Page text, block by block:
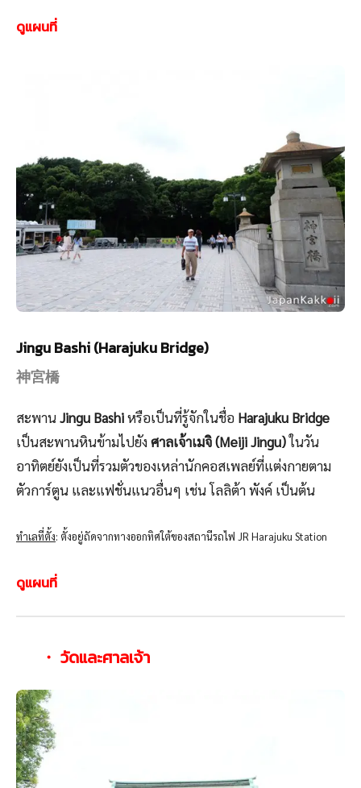
ดูแผนที่
Jingu Bashi (Harajuku Bridge)
神宮橋
สะพานJingu Bashiหรือเป็นที่รู้จักในชื่อ Harajuku Bridge
เป็นสะพานหินข้ามไปยังศาลเจ้าเมจิ (Meiji Jingu)ในวัน
อาทิตย์ยังเป็นที่รวมตัวของเหล่านักคอสเพลย์ที่แต่งกายตาม
ตัวการ์ตูน และแฟชั่นแนวอื่นๆ เช่น โลลิต้า พังค์ เป็นต้น
ทำเลที่ตั้ง: ตั้งอยู่ถัดจากทางออกทิศใต้ของสถานีรถไฟ JR Harajuku Station
ดูแผนที่
・ วัดและศาลเจ้า